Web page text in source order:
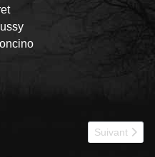
Article
Suivant